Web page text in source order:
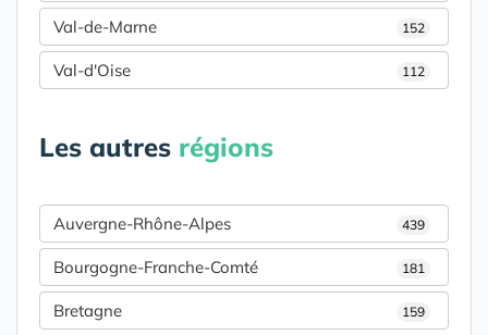
Val-de-Marne 152
Val-d'Oise 112
Les autres régions
Auvergne-Rhône-Alpes 439
Bourgogne-Franche-Comté 181
Bretagne 159